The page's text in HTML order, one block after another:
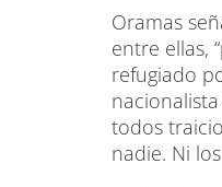
Oramas
entre ellas,
refugiado
todos
nadie. Ni